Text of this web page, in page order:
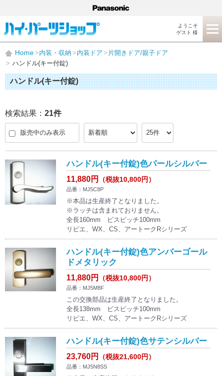
ようこそ
ゲスト 様
Home 内装・収納 内装ドア
片開きドア/親子ドア
ハンドル(キー付錠)
ハンドル(キー付錠)
検索結果： 21件
販売中のみ表示
ハンドル(キー付錠)色パールシルバー
11,880円 （税抜10,800円）
品番：MJ5C8P
※本品は生産終了となりました。
※ラッチは含まれておりません。
全長160mm ビスピッチ100mm
リビエ、WX、CS、アートークRシリーズ
ハンドル(キー付錠)色アンバーゴール
ドメタリック
11,880円 （税抜10,800円）
品番：MJ5M8F
この交換部品は生産終了となりました。
全長138mm ビスピッチ100mm
リビエ、WX、CS、アートークRシリーズ
ハンドル(キー付錠)色サテンシルバー
23,760円 （税抜21,600円）
品番：MJ5N8SS